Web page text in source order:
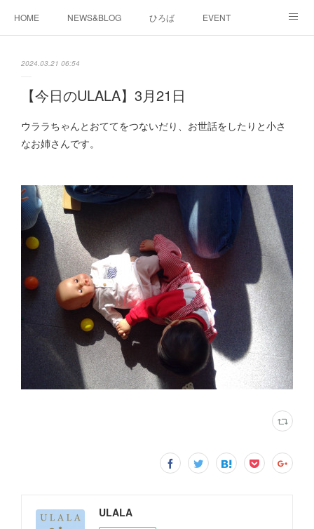
HOME NEWS&BLOG ひろば EVENT
2024.03.21 06:54
【今日のULALA】3月21日
ウララちゃんとおててをつないだり、お世話をしたりと小さ
なお姉さんです。
ULALA